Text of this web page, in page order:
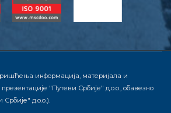
информација, материјала и
"Путеви Србије" д.о.о., обавезно
д.о.о.).